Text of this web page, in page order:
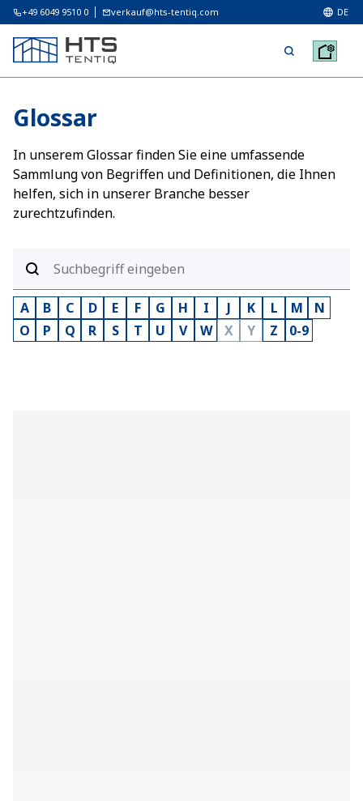
+49 6049 9510 0 verkauf@hts-tentiq.com DE
Glossar
In unserem Glossar finden Sie eine umfassende
Sammlung von Begriffen und Definitionen, die Ihnen
helfen, sich in unserer Branche besser
zurechtzufinden.
A B C D E F G H I J K L M
N
O
P Q R S T U V W X Y Z 0-9